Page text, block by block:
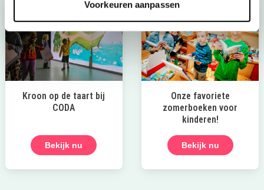
Voorkeuren aanpassen
Kroon op de taart bij
CODA
Bekijk nu
Onze favoriete
zomerboeken voor
kinderen!
Bekijk nu